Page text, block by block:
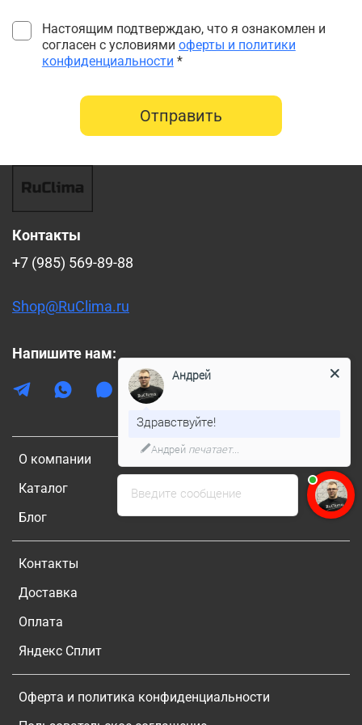
Настоящим подтверждаю, что я ознакомлен и
согласен с условиями оферты и политики
конфиденциальности *
Отправить
О компании
Каталог
Блог
Контакты
Доставка
Оплата
Яндекс Сплит
Оферта и политика конфиденциальности
Контакты
+7 (985) 569-89-88
Shop@RuClima.ru
Напишите нам:
Введите сообщение
Андрей
Здравствуйте!
Андрей печатает...